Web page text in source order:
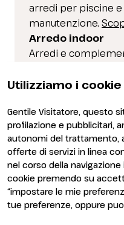
arredi per piscine
manutenzione.
Arredo indoor
Arredi e
all’ospitalità e ai
Outdoor
Arredi,
per esterni,
giardini, parchi e
Sport &
Intrattenimento
attrezzature per
Utilizziamo i cookie
Gentile Visitatore, questo
profilazione e pubblicitari,
autonomi del trattamento,
offerte di servizi in linea
nel corso della
cookie premendo su
“impostare le mie
tue preferenze, oppure